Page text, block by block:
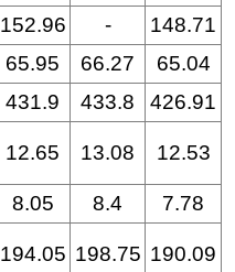
152.96 -
148.71
65.95 66.27
65.04
431.9 433.8
426.91
12.65 13.08 12.53
8.05 8.4
7.78
194.05 198.75 190.09